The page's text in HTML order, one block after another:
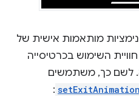
מותאמות אישית של
השימוש בכרטיסייה
לשם כך, משתמשים
setExitAnimation
: